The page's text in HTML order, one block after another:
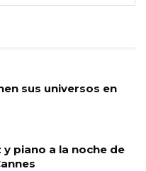
sus universos en
piano a la noche de